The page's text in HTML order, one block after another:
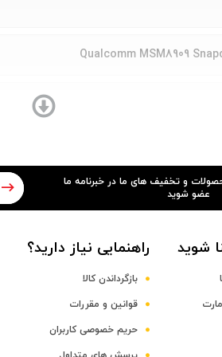
Qualcomm MSM8909
و تخفیف های ما در خبرنامه ما
عضو شوید
شوید راهنمایی نیاز دارید؟
بازگرداندن کالا
قوانین و مقررات
حریم خصوصی کاربران